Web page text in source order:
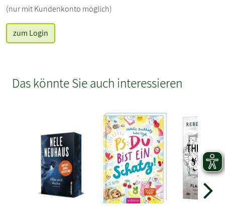
(nur mit Kundenkonto möglich)
zum Login
Das könnte Sie auch interessieren